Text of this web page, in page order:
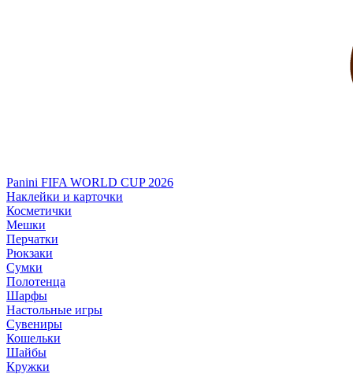
Panini FIFA WORLD CUP 2026
Наклейки и карточки
Косметички
Мешки
Перчатки
Рюкзаки
Сумки
Полотенца
Шарфы
Настольные игры
Сувениры
Кошельки
Шайбы
Кружки